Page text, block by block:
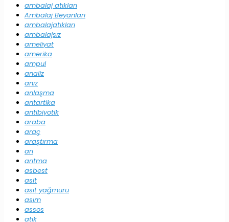
ambalaj atıkları
Ambalaj Beyanları
ambalajatıkları
ambalajsız
ameliyat
amerika
ampul
analiz
anız
anlaşma
antartika
antibiyotik
araba
araç
araştırma
arı
arıtma
asbest
asit
asit yağmuru
asım
assos
atık